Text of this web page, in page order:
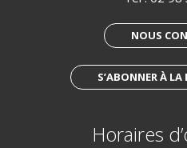
NOUS
S’ABONNER À LA
Horaires